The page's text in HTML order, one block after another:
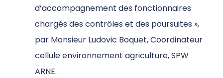
d’accompagnement des fonctionnaires
chargés des contrôles et des poursuites »,
par Monsieur Ludovic Boquet, Coordinateur
cellule environnement agriculture, SPW
ARNE.